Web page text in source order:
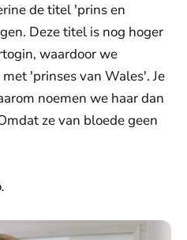
de titel 'prins en
Deze titel is nog hoger
waardoor we
'prinses van Wales'. Je
noemen we haar dan
ze van bloede geen